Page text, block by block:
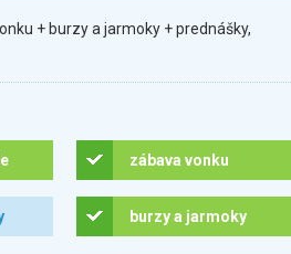
+ burzy a jarmoky + prednášky,
zábava vonku
burzy a jarmoky